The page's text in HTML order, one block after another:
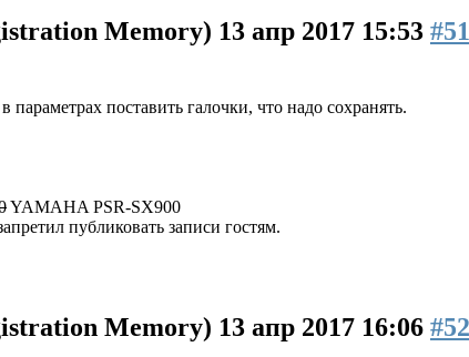
Memory) 13 апр 2017 15:53 #51
параметрах поставить галочки, что надо сохранять.
YAMAHA PSR-SX900
публиковать записи гостям.
Memory) 13 апр 2017 16:06 #52